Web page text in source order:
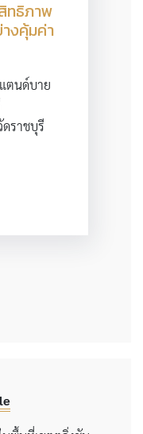
ทธิภาพ
งคุ้มค่า
ตนด์บาย
ราชบุรี